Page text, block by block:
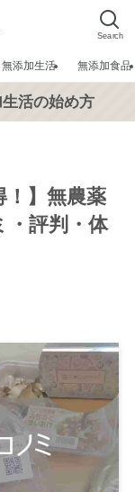
Search
無添加生活 無添加食品
活の始め方
！】無農薬
・評判・体